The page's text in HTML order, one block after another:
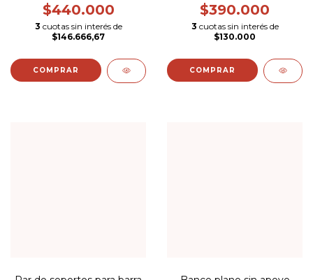
$440.000
3 cuotas sin interés de
$146.666,67
$390.000
3 cuotas sin interés de
$130.000